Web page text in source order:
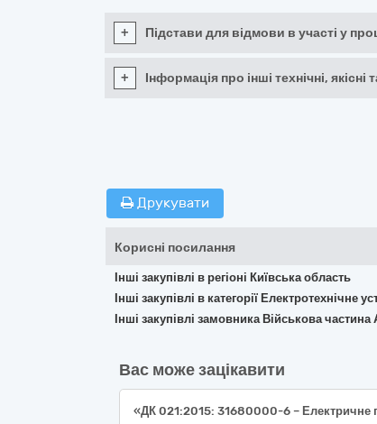
+ Підстави для відмови в участі у
+ Інформація про інші технічні,
Друкувати
Корисні посилання
Інші закупівлі в регіоні Київська область
Інші закупівлі в категорії
Інші закупівлі замовника Військова
Вас може зацікавити